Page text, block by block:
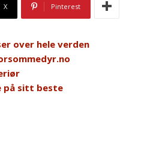
X Pinterest
over hele verden
på sitt beste